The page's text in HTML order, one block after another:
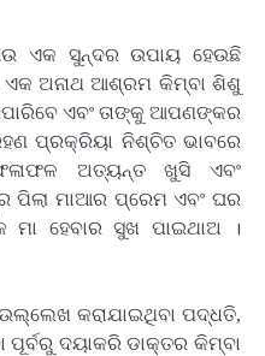
ଏକ ସୁନ୍ଦର ଉପାୟ ହେଉଛି
ଅନାଥ ଆଶ୍ରମ କିମ୍ବା ଶିଶୁ
ଏବଂ ତାଙ୍କୁ ଆପଣଙ୍କର
ପ୍ରକ୍ରିୟା ନିଶ୍ଚିତ ଭାବରେ
ଅତ୍ୟନ୍ତ ଖୁସି ଏବଂ
ପିଲା ମାଆର ପ୍ରେମ ଏବଂ ଘର
ହେବାର ସୁଖ ପାଇଥାଅ ।
କରାଯାଇଥିବା ପଦ୍ଧତି,
ପୂର୍ବରୁ ଦୟାକରି ଡାକ୍ତର କିମ୍ବା